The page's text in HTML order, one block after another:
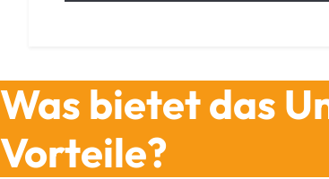
Was bietet das
Vorteile?